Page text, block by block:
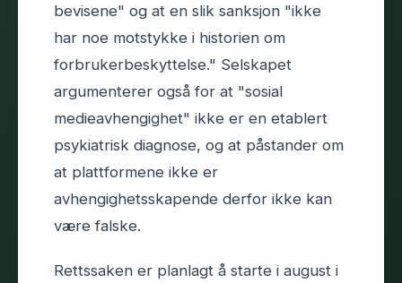
bevisene" og at en slik sanksjon "ikke
har noe motstykke i historien om
forbrukerbeskyttelse." Selskapet
argumenterer også for at "sosial
medieavhengighet" ikke er en etablert
psykiatrisk diagnose, og at påstander om
at plattformene ikke er
avhengighetsskapende derfor ikke kan
være falske.
Rettssaken er planlagt å starte i august i